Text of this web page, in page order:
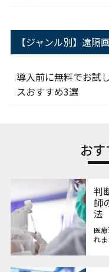
【ジャンル別】遠隔
導入前に無料でお試
スおすすめ3選
お
判
師
法
医
れ